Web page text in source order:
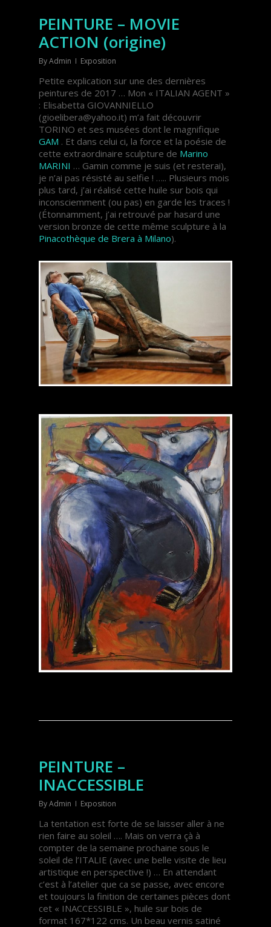
PEINTURE – MOVIE
ACTION (origine)
ByAdmin Exposition
Petite explication sur une des dernières
peintures de 2017 … Mon « ITALIAN AGENT »
: Elisabetta GIOVANNIELLO
(gioelibera@yahoo.it) m’a fait découvrir
TORINO et ses musées dont le magnifique
GAM . Et dans celui ci, la force et la poésie de
cette extraordinaire sculpture de Marino
MARINI … Gamin comme je suis (et resterai),
je n’ai pas résisté au selfie ! ….. Plusieurs mois
plus tard, j’ai réalisé cette huile sur bois qui
inconsciemment (ou pas) en garde les traces !
(Étonnamment, j’ai retrouvé par hasard une
version bronze de cette même sculpture à la
Pinacothèque de Brera à Milano).
PEINTURE –
INACCESSIBLE
ByAdmin Exposition
La tentation est forte de se laisser aller à ne
rien faire au soleil …. Mais on verra çà à
compter de la semaine prochaine sous le
soleil de l’ITALIE (avec une belle visite de lieu
artistique en perspective !) … En attendant
c’est à l’atelier que ca se passe, avec encore
et toujours la finition de certaines pièces dont
cet « INACCESSIBLE », huile sur bois de
format 167*122 cms. Un beau vernis satiné